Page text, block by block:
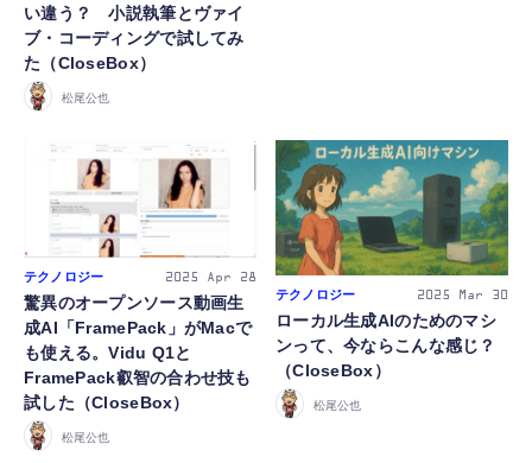
い違う？ 小説執筆とヴァイ
ブ・コーディングで試してみ
た（CloseBox）
松尾公也
テクノロジー 2025 Apr 28
驚異のオープンソース動画生
成AI「FramePack」がMacで
も使える。Vidu Q1と
FramePack叡智の合わせ技も
試した（CloseBox）
松尾公也
テクノロジー 2025 Mar 30
ローカル生成AIのためのマシ
ンって、今ならこんな感じ？
（CloseBox）
松尾公也